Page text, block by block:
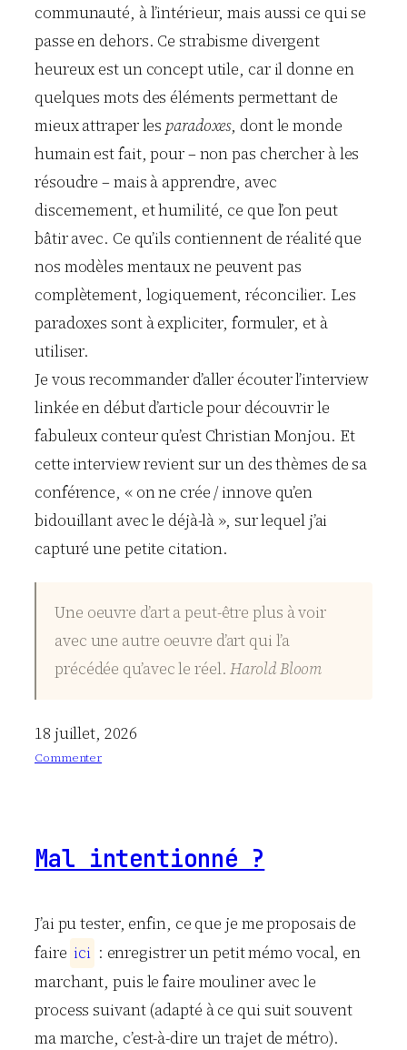
communauté, à l’intérieur, mais aussi ce qui se
passe en dehors. Ce strabisme divergent
heureux est un concept utile, car il donne en
quelques mots des éléments permettant de
mieux attraper les paradoxes, dont le monde
humain est fait, pour – non pas chercher à les
résoudre – mais à apprendre, avec
discernement, et humilité, ce que l’on peut
bâtir avec. Ce qu’ils contiennent de réalité que
nos modèles mentaux ne peuvent pas
complètement, logiquement, réconcilier. Les
paradoxes sont à expliciter, formuler, et à
utiliser.
Je vous recommander d’aller écouter l’interview
linkée en début d’article pour découvrir le
fabuleux conteur qu’est Christian Monjou. Et
cette interview revient sur un des thèmes de sa
conférence, « on ne crée / innove qu’en
bidouillant avec le déjà-là », sur lequel j’ai
capturé une petite citation.
Une oeuvre d’art a peut-être plus à voir
avec une autre oeuvre d’art qui l’a
précédée qu’avec le réel.Harold Bloom
18 juillet, 2026
Commenter
a
s
e
d
v
e
Mal intentionné ?
J’ai pu tester, enfin, ce que je me proposais de
faire ici : enregistrer un petit mémo vocal, en
marchant, puis le faire mouliner avec le
process suivant (adapté à ce qui suit souvent
ma marche, c’est-à-dire un trajet de métro).